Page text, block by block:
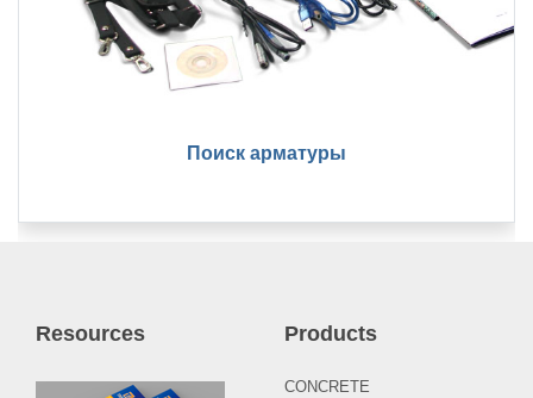
Поиск арматуры
Resources Products
CONCRETE